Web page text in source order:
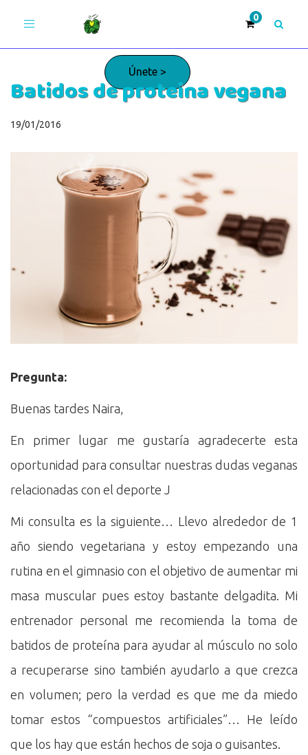
Toggle
Únete >
Batidos de proteina vegana
19/01/2016
Pregunta:
Buenas tardes Naira,
En primer lugar me gustaría agradecerte esta
oportunidad para consultar nuestras dudas veganas
relacionadas con el deporte J
Mi consulta es la siguiente… Llevo alrededor de 1
año siendo vegetariana y estoy empezando una
rutina en el gimnasio con el objetivo de aumentar mi
masa muscular pues estoy bastante delgadita. Mi
entrenador personal me recomienda la toma de
batidos de proteína para ayudar al músculo no solo
a recuperarse sino también ayudarlo a que crezca
en volumen; pero la verdad es que me da miedo
tomar estos “compuestos artificiales”… He leído
que los hay que están hechos de soja o guisantes.